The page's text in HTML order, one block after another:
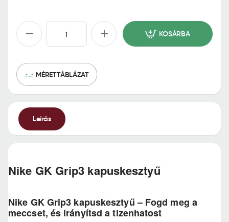
KOSÁRBA
MÉRETTÁBLÁZAT
Leírás
Nike GK Grip3 kapuskesztyű
Nike GK Grip3 kapuskesztyű – Fogd meg a
meccset, és irányítsd a tizenhatost